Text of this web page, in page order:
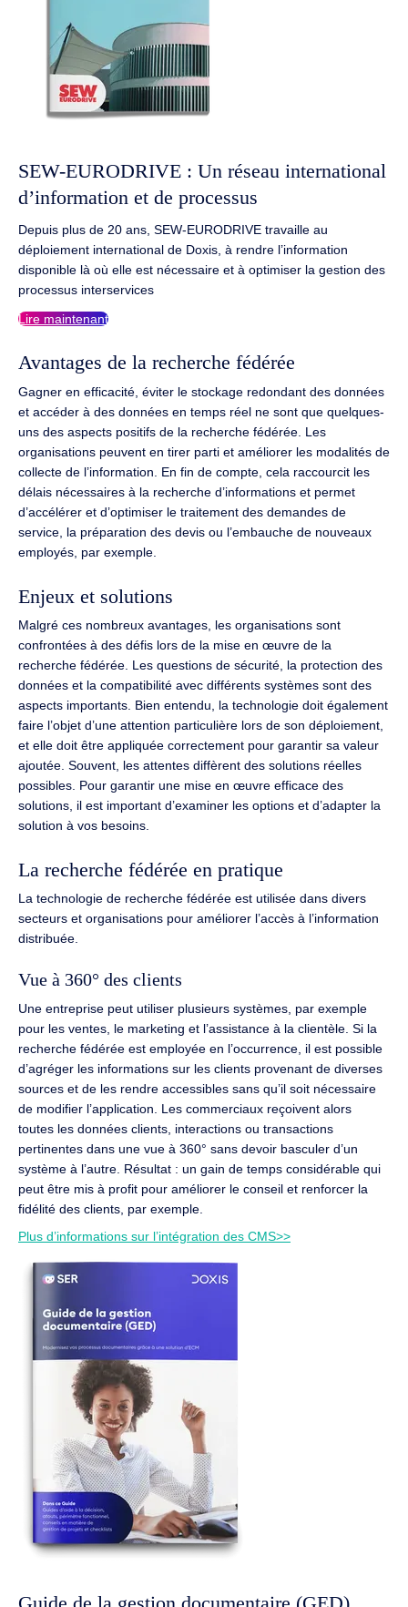
SEW-EURODRIVE : Un réseau international
d’information et de processus
Depuis plus de 20 ans, SEW-EURODRIVE travaille au
déploiement international de Doxis, à rendre l’information
disponible là où elle est nécessaire et à optimiser la gestion des
processus interservices
Lire maintenant
Avantages de la recherche fédérée
Gagner en efficacité, éviter le stockage redondant des données
et accéder à des données en temps réel ne sont que quelques-
uns des aspects positifs de la recherche fédérée. Les
organisations peuvent en tirer parti et améliorer les modalités de
collecte de l’information. En fin de compte, cela raccourcit les
délais nécessaires à la recherche d’informations et permet
d’accélérer et d’optimiser le traitement des demandes de
service, la préparation des devis ou l’embauche de nouveaux
employés, par exemple.
Enjeux et solutions
Malgré ces nombreux avantages, les organisations sont
confrontées à des défis lors de la mise en œuvre de la
recherche fédérée. Les questions de sécurité, la protection des
données et la compatibilité avec différents systèmes sont des
aspects importants. Bien entendu, la technologie doit également
faire l’objet d’une attention particulière lors de son déploiement,
et elle doit être appliquée correctement pour garantir sa valeur
ajoutée. Souvent, les attentes diffèrent des solutions réelles
possibles. Pour garantir une mise en œuvre efficace des
solutions, il est important d’examiner les options et d’adapter la
solution à vos besoins.
La recherche fédérée en pratique
La technologie de recherche fédérée est utilisée dans divers
secteurs et organisations pour améliorer l’accès à l’information
distribuée.
Vue à 360° des clients
Une entreprise peut utiliser plusieurs systèmes, par exemple
pour les ventes, le marketing et l’assistance à la clientèle. Si la
recherche fédérée est employée en l’occurrence, il est possible
d’agréger les informations sur les clients provenant de diverses
sources et de les rendre accessibles sans qu’il soit nécessaire
de modifier l’application. Les commerciaux reçoivent alors
toutes les données clients, interactions ou transactions
pertinentes dans une vue à 360° sans devoir basculer d’un
système à l’autre. Résultat : un gain de temps considérable qui
peut être mis à profit pour améliorer le conseil et renforcer la
fidélité des clients, par exemple.
Plus d’informations sur l’intégration des CMS>>